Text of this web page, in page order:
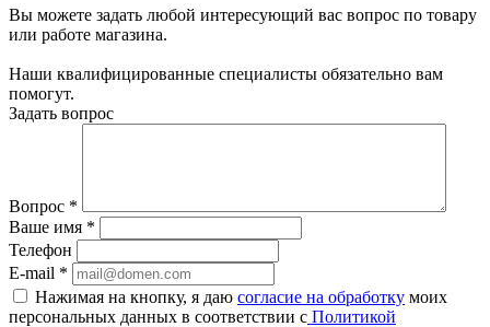
Вы можете задать любой интересующий вас вопрос по товару
или работе магазина.
Наши квалифицированные специалисты обязательно вам
помогут.
Задать вопрос
Вопрос *
Ваше имя *
Телефон
E-mail *
Нажимая на кнопку, я даю согласие на обработку моих
персональных данных в соответствии с Политикой